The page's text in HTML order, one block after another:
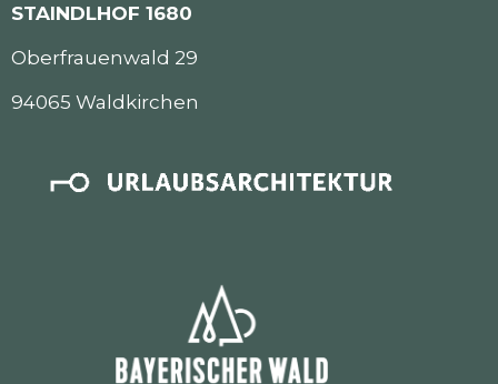
STAINDLHOF 1680
Oberfrauenwald 29
94065 Waldkirchen